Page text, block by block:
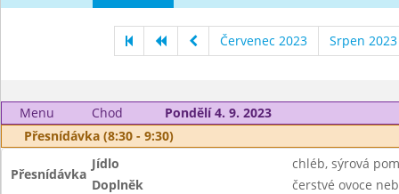
Červenec 2023 Srpen 2023
Menu Chod
Pondělí 4. 9. 2023
Přesnídávka (8:30 - 9:30)
Přesnídávka
Jídlo
chléb, sýrová
Doplněk
čerstvé ovoce